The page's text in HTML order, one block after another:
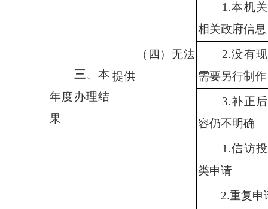
三、本
年度办理结
果
（四）无法
提供
1.本机
相关政府信息
2.没有
需要另行制作
3.补正
容仍不明确
1.信访
类申请
2.重复申